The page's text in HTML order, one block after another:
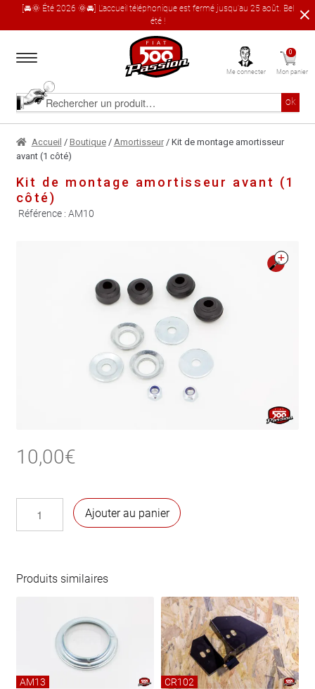
[🚘🌞 Été 2026 🌞🚘] L'accueil téléphonique est fermé jusqu'au 25 août. Bel
été !
à
navigation
au
contenu
Rechercher
produit
ok
Accueil
Le catalogue produit
À propos
Garages partenaires
Me connecter
0
Mon panier
Accueil / Boutique/ Amortisseur/ Kit de montage amortisseur
avant (1 côté)
Kit de montage amortisseur avant (1
côté)
Référence : AM10
10,00€
montage
Ajouter au panier
Produits similaires
AM13 CR102